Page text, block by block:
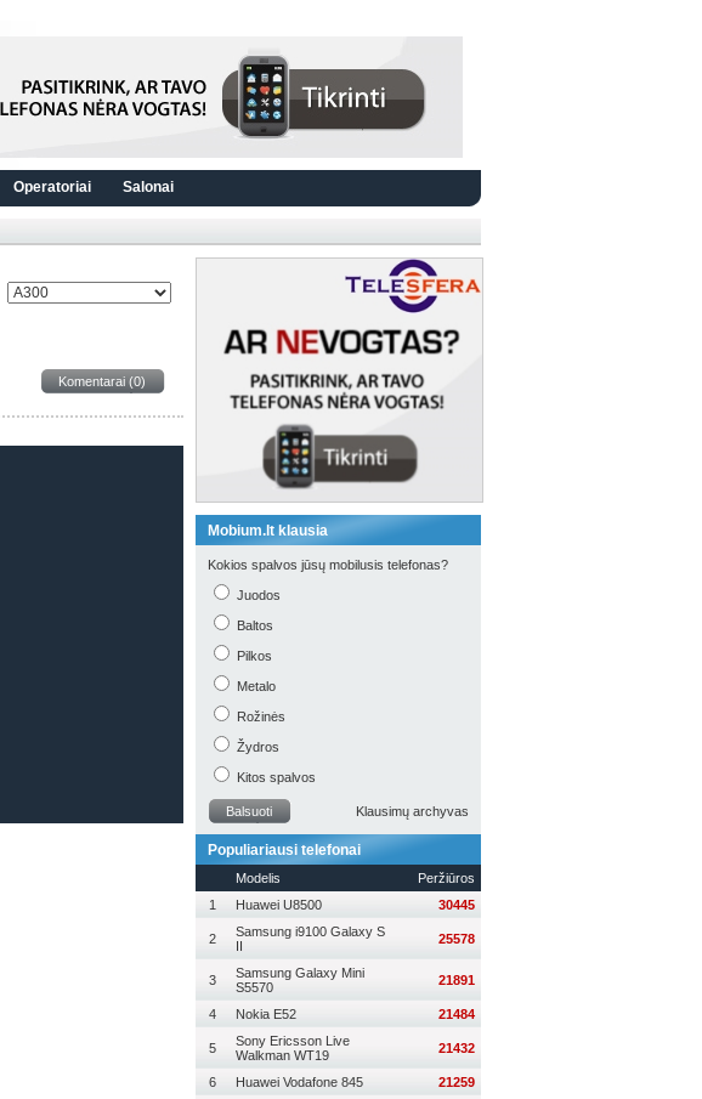
Operatoriai Salonai
Mobium.lt klausia
Kokios spalvos jūsų mobilusis telefonas?
Juodos
Baltos
Pilkos
Metalo
Rožinės
Žydros
Kitos spalvos
Balsuoti Klausimų archyvas
Populiariausi telefonai
Modelis
Peržiūros
1
Huawei U8500 30445
2
Samsung i9100 Galaxy S
II
25578
3
Samsung Galaxy Mini
S5570
21891
4 Nokia E52 21484
5
Sony Ericsson Live
Walkman WT19
21432
6 Huawei Vodafone 845
21259
Komentarai (0)